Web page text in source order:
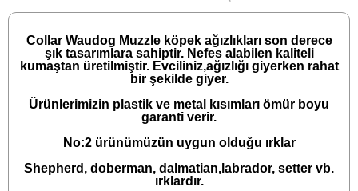
Collar Waudog Muzzle köpek ağızlıkları son derece
şık tasarımlara sahiptir. Nefes alabilen kaliteli
kumaştan üretilmiştir. Evciliniz,ağızlığı giyerken rahat
bir şekilde giyer.
Ürünlerimizin plastik ve metal kısımları ömür boyu
garanti verir.
No:2 ürünümüzün uygun olduğu ırklar
Shepherd, doberman, dalmatian,labrador, setter vb.
ırklardır.